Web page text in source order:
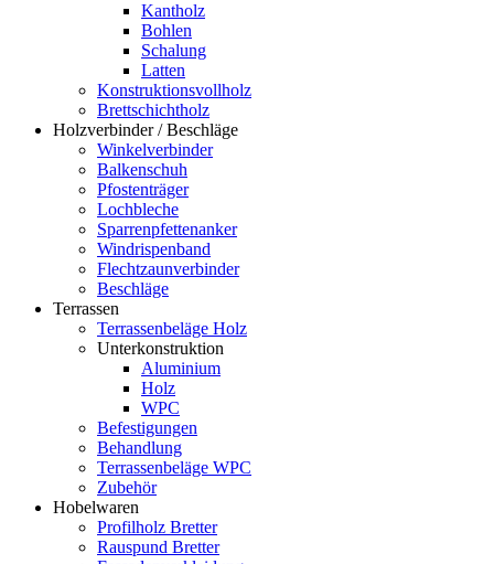
Kantholz
Bohlen
Schalung
Latten
Konstruktionsvollholz
Brettschichtholz
Holzverbinder / Beschläge
Winkelverbinder
Balkenschuh
Pfostenträger
Lochbleche
Sparrenpfettenanker
Windrispenband
Flechtzaunverbinder
Beschläge
Terrassen
Terrassenbeläge Holz
Unterkonstruktion
Aluminium
Holz
WPC
Befestigungen
Behandlung
Terrassenbeläge WPC
Zubehör
Hobelwaren
Profilholz Bretter
Rauspund Bretter